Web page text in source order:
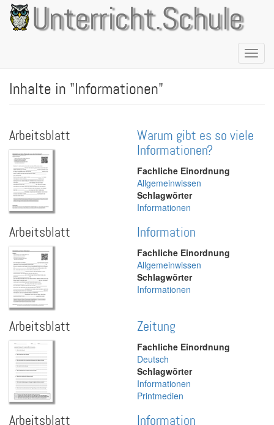
Direkt
zum
Inhalt
Unterricht.Schule
Inhalte in "Informationen"
Arbeitsblatt
Warum gibt es so viele
Informationen?
Fachliche Einordnung
Allgemeinwissen
Schlagwörter
Informationen
Arbeitsblatt Information
Fachliche Einordnung
Allgemeinwissen
Schlagwörter
Informationen
Arbeitsblatt Zeitung
Fachliche Einordnung
Deutsch
Schlagwörter
Informationen
Printmedien
Arbeitsblatt Information